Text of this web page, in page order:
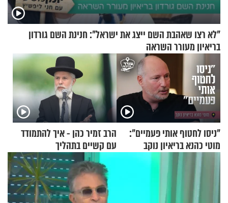
"לא רצו שאהבת השם ייצג את ישראל": חנינת השם גורדון
בריאיון מעורר השראה
"ניסו לחטוף אותי פעמיים":
מוטי כהנא בריאיון נוקב
הרב זמיר כהן - איך להתמודד
עם קשיים בתהליך
ההתחזקות?